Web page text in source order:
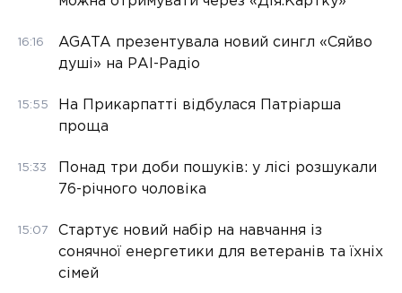
16:16
AGATA презентувала новий сингл «Сяйво
душі» на РАІ-Радіо
15:55
На Прикарпатті відбулася Патріарша
проща
15:33
Понад три доби пошуків: у лісі розшукали
76-річного чоловіка
15:07
Стартує новий набір на навчання із
сонячної енергетики для ветеранів та їхніх
сімей